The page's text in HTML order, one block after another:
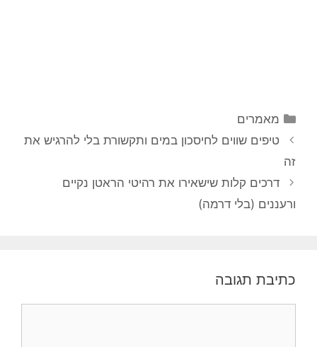
מאמרים
טיפים שווים לחיסכון במים ותקשורת בלי להרגיש את
זה
דרכים קלות שישאירו את רהיטי הראטן נקיים
ורעננים (בלי דרמה)
כתיבת תגובה